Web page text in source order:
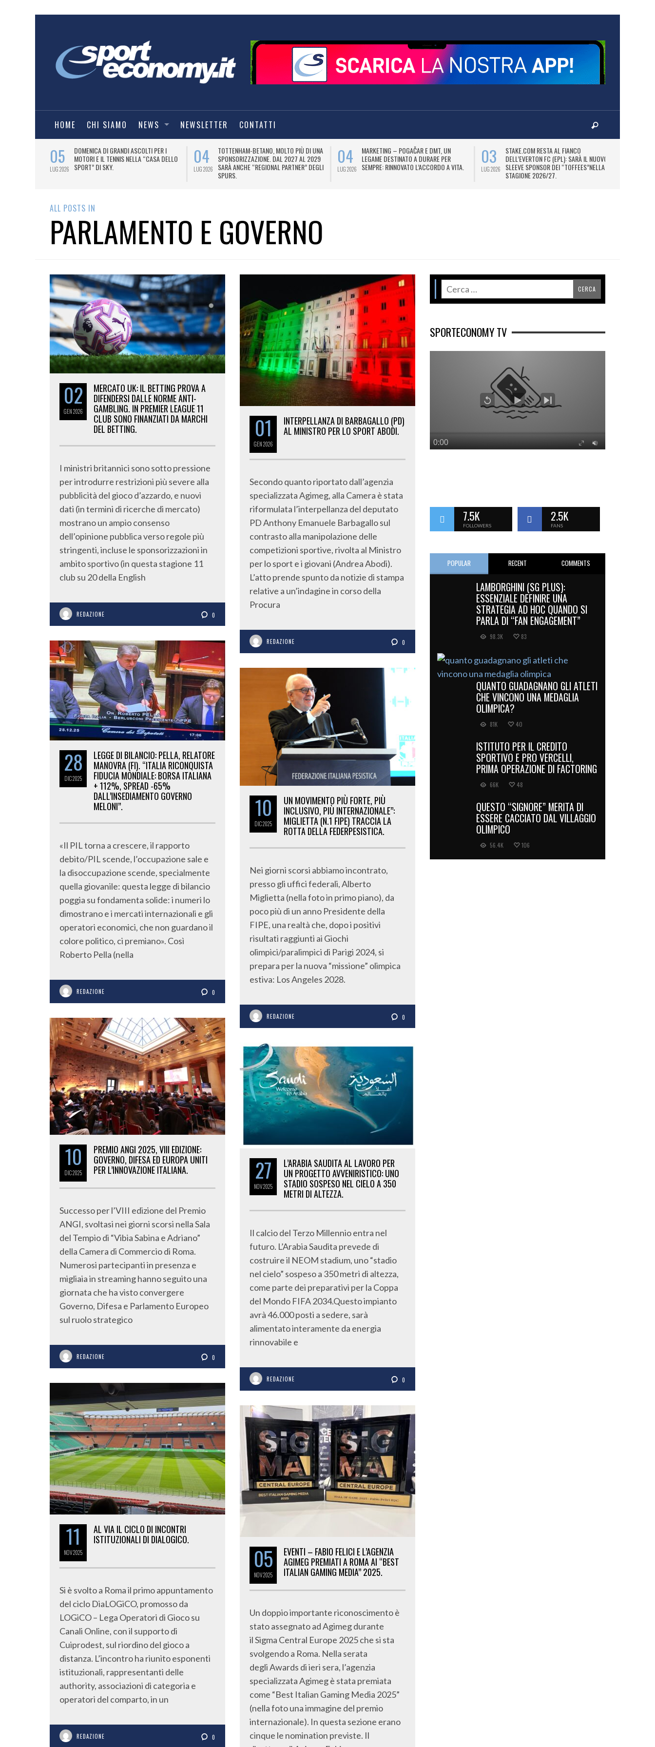
HOME CHI SIAMO NEWS NEWSLETTER CONTATTI
05
LUG 2026
DOMENICA DI GRANDI ASCOLTI PER I
MOTORI E IL TENNIS NELLA “CASA DELLO
SPORT” DI SKY.
04
LUG 2026
TOTTENHAM-BETANO, MOLTO PIÙ DI UNA
SPONSORIZZAZIONE. DAL 2027 AL 2029
SARÀ ANCHE “REGIONAL PARTNER” DEGLI
SPURS.
04
LUG 2026
MARKETING – POGAČAR E DMT, UN
LEGAME DESTINATO A DURARE PER
SEMPRE: RINNOVATO L’ACCORDO A VITA.
03
LUG 2026
STAKE.COM RESTA AL FIANCO
DELL’EVERTON FC (EPL): SARÀ IL NUOVO
SLEEVE SPONSOR DEI “TOFFEES”NELLA
STAGIONE 2026/27.
ALL POSTS IN
PARLAMENTO E GOVERNO
02
GEN2026
MERCATO UK: IL BETTING PROVA A
DIFENDERSI DALLE NORME ANTI-
GAMBLING. IN PREMIER LEAGUE 11
CLUB SONO FINANZIATI DA MARCHI
DEL BETTING.
I ministri britannici sono sotto pressione
per introdurre restrizioni più severe alla
pubblicità del gioco d’azzardo, e nuovi
dati (in termini di ricerche di mercato)
mostrano un ampio consenso
dell’opinione pubblica verso regole più
stringenti, incluse le sponsorizzazioni in
ambito sportivo (in questa stagione 11
club su 20 della English
REDAZIONE 0
01
GEN2026
INTERPELLANZA DI BARBAGALLO (PD)
AL MINISTRO PER LO SPORT ABODI.
Secondo quanto riportato dall’agenzia
specializzata Agimeg, alla Camera è stata
riformulata l’interpellanza del deputato
PD Anthony Emanuele Barbagallo sul
contrasto alla manipolazione delle
competizioni sportive, rivolta al Ministro
per lo sport e i giovani (Andrea Abodi).
L’atto prende spunto da notizie di stampa
relative a un’indagine in corso della
Procura
REDAZIONE 0
28
DIC2025
LEGGE DI BILANCIO: PELLA, RELATORE
MANOVRA (FI). “ITALIA RICONQUISTA
FIDUCIA MONDIALE: BORSA ITALIANA
+ 112%, SPREAD -65%
DALL’INSEDIAMENTO GOVERNO
MELONI”.
«Il PIL torna a crescere, il rapporto
debito/PIL scende, l’occupazione sale e
la disoccupazione scende, specialmente
quella giovanile: questa legge di bilancio
poggia su fondamenta solide: i numeri lo
dimostrano e i mercati internazionali e gli
operatori economici, che non guardano il
colore politico, ci premiano». Così
Roberto Pella (nella
REDAZIONE 0
10
DIC2025
UN MOVIMENTO PIÙ FORTE, PIÙ
INCLUSIVO, PIÙ INTERNAZIONALE”:
MIGLIETTA (N.1 FIPE) TRACCIA LA
ROTTA DELLA FEDERPESISTICA.
Nei giorni scorsi abbiamo incontrato,
presso gli uffici federali, Alberto
Miglietta (nella foto in primo piano), da
poco più di un anno Presidente della
FIPE, una realtà che, dopo i positivi
risultati raggiunti ai Giochi
olimpici/paralimpici di Parigi 2024, si
prepara per la nuova “missione” olimpica
estiva: Los Angeles 2028.
REDAZIONE 0
10
DIC2025
PREMIO ANGI 2025, VIII EDIZIONE:
GOVERNO, DIFESA ED EUROPA UNITI
PER L’INNOVAZIONE ITALIANA.
Successo per l’VIII edizione del Premio
ANGI, svoltasi nei giorni scorsi nella Sala
del Tempio di “Vibia Sabina e Adriano”
della Camera di Commercio di Roma.
Numerosi partecipanti in presenza e
migliaia in streaming hanno seguito una
giornata che ha visto convergere
Governo, Difesa e Parlamento Europeo
sul ruolo strategico
REDAZIONE 0
27
NOV2025
L’ARABIA SAUDITA AL LAVORO PER
UN PROGETTO AVVENIRISTICO: UNO
STADIO SOSPESO NEL CIELO A 350
METRI DI ALTEZZA.
Il calcio del Terzo Millennio entra nel
futuro. L’Arabia Saudita prevede di
costruire il NEOM stadium, uno “stadio
nel cielo” sospeso a 350 metri di altezza,
come parte dei preparativi per la Coppa
del Mondo FIFA 2034.Questo impianto
avrà 46.000 posti a sedere, sarà
alimentato interamente da energia
rinnovabile e
REDAZIONE 0
11
NOV2025
AL VIA IL CICLO DI INCONTRI
ISTITUZIONALI DI DIALOGICO.
Si è svolto a Roma il primo appuntamento
del ciclo DiaLOGiCO, promosso da
LOGiCO – Lega Operatori di Gioco su
Canali Online, con il supporto di
Cuiprodest, sul riordino del gioco a
distanza. L’incontro ha riunito esponenti
istituzionali, rappresentanti delle
authority, associazioni di categoria e
operatori del comparto, in un
REDAZIONE 0
05
NOV2025
EVENTI – FABIO FELICI E L’AGENZIA
AGIMEG PREMIATI A ROMA AI “BEST
ITALIAN GAMING MEDIA” 2025.
Un doppio importante riconoscimento è
stato assegnato ad Agimeg durante
il Sigma Central Europe 2025 che si sta
svolgendo a Roma. Nella serata
degli Awards di ieri sera, l’agenzia
specializzata Agimeg è stata premiata
come “Best Italian Gaming Media 2025”
(nella foto una immagine del premio
internazionale). In questa sezione erano
cinque le nomination previste. Il
SPORTECONOMY TV
7.5K
FOLLOWERS
2.5K
FANS
POPULAR RECENT COMMENTS
LAMBORGHINI (SG PLUS):
ESSENZIALE DEFINIRE UNA
STRATEGIA AD HOC QUANDO SI
PARLA DI “FAN ENGAGEMENT”
98.3K 83
QUANTO GUADAGNANO GLI ATLETI
CHE VINCONO UNA MEDAGLIA
OLIMPICA?
81K 40
ISTITUTO PER IL CREDITO
SPORTIVO E PRO VERCELLI,
PRIMA OPERAZIONE DI FACTORING
66K 48
QUESTO “SIGNORE” MERITA DI
ESSERE CACCIATO DAL VILLAGGIO
OLIMPICO
56.4K 106